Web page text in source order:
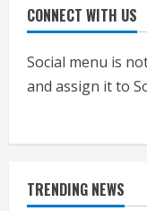
CONNECT WITH US
Social menu is
and assign it to
TRENDING NEWS
1
2